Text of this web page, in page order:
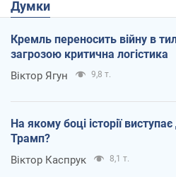
Думки
Кремль переносить війну в
загрозою критична логістика
Віктор Ягун 9,8 т.
На якому боці історії
Трамп?
Віктор Каспрук 8,1 т.